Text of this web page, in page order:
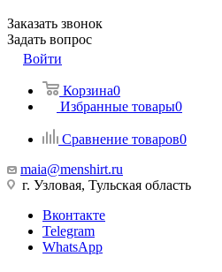
Заказать звонок
Задать вопрос
Войти
Корзина0
Избранные товары0
Сравнение товаров0
maia@menshirt.ru
г. Узловая, Тульская область
Вконтакте
Telegram
WhatsApp